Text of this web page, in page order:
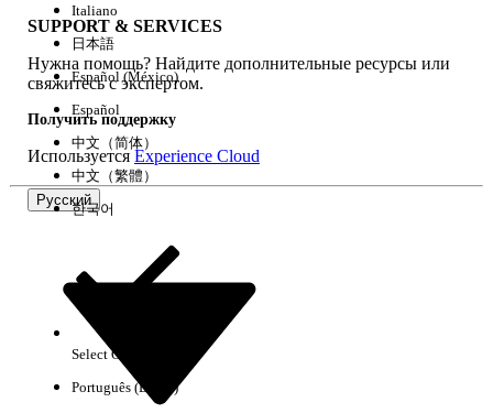
Очистить все Готово
Результаты отсутствуют
SUPPORT & SERVICES
Нужна помощь? Найдите дополнительные ресурсы или
свяжитесь с экспертом.
Получить поддержку
ИспользуетсяExperience Cloud
Русский
Italiano
日本語
Español (México)
Español
中文（简体）
中文（繁體）
한국어
Select Org
Português (Brasil)